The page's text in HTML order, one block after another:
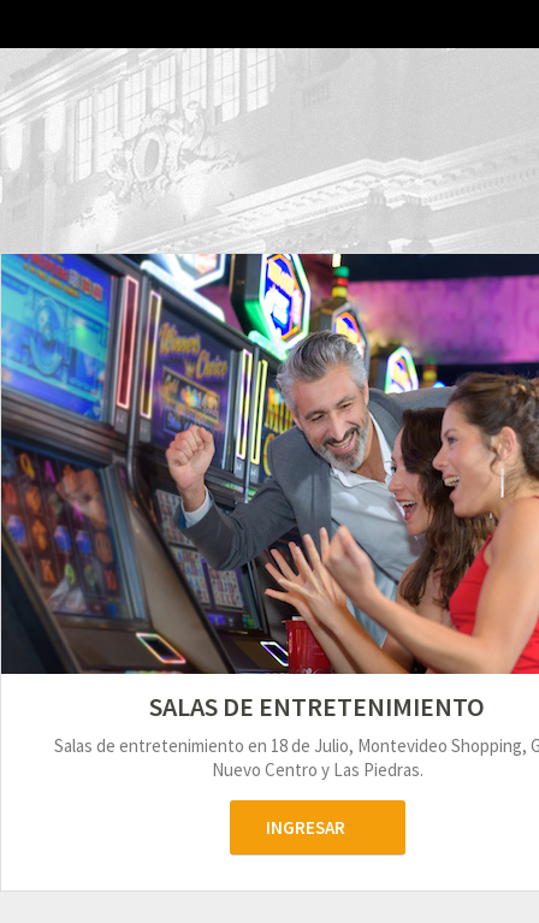
SALAS DE ENTRETENIMIENTO
Salas de entretenimiento en 18 de Julio, Montevideo Shopping,
Nuevo Centro y Las Piedras.
INGRESAR